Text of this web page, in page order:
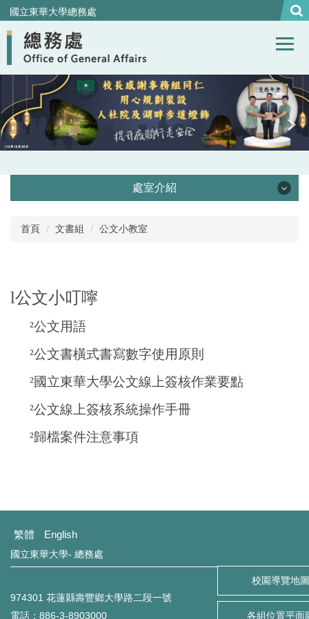
跳
到
主
內
容
區
國立東華大學總務處
處室介紹
處本部
營繕組
環境保護組
經營保管組
總務處表單下載
首頁 文書組 公文小教室
l公文小叮嚀
²公文用語
²公文書橫式書寫數字使用原則
²國立東華大學公文線上簽核作業要點
²公文線上簽核系統操作手冊
²歸檔案件注意事項
繁體 English
國立東華大學- 總務處
974301 花蓮縣壽豐鄉大學路二段一號
電話：886-3-8903000
校園導覽地圖
各組位置平面